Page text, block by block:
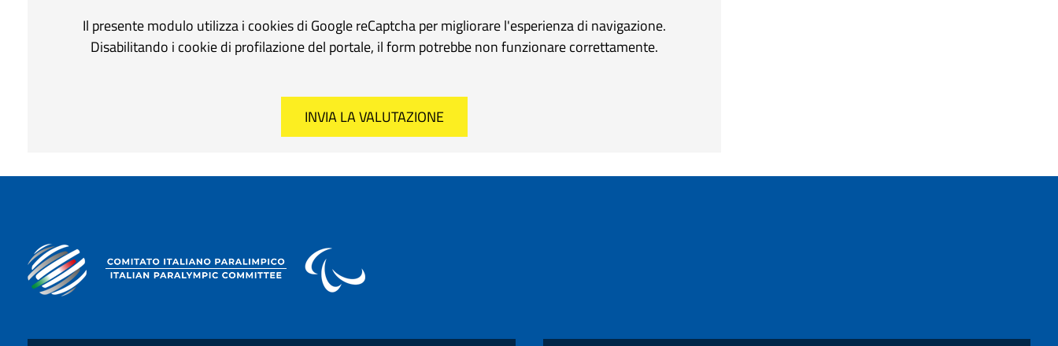
Il presente modulo utilizza i cookies di Google reCaptcha per migliorare l'esperienza di navigazione.
Disabilitando i cookie di profilazione del portale, il form potrebbe non funzionare correttamente.